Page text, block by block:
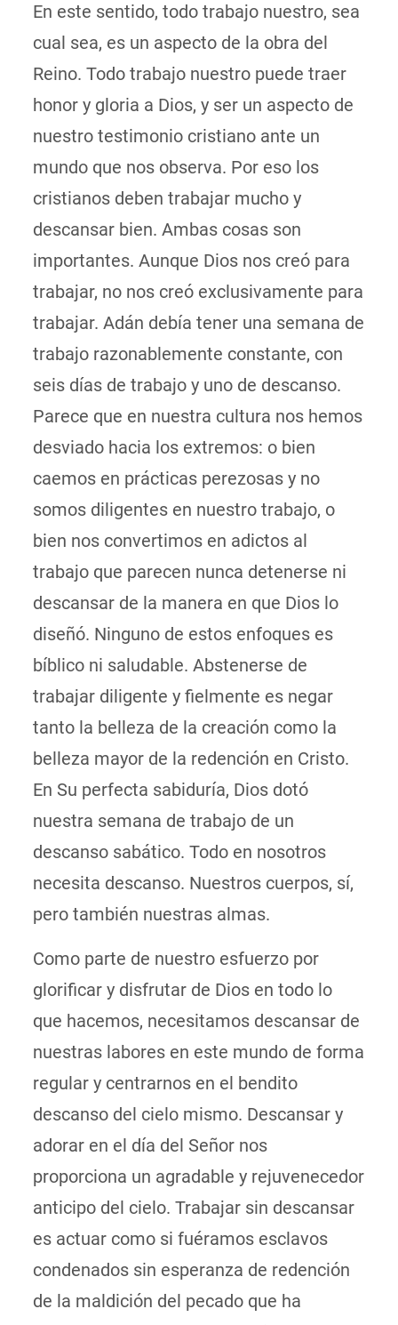
En este sentido, todo trabajo nuestro, sea
cual sea, es un aspecto de la obra del
Reino. Todo trabajo nuestro puede traer
honor y gloria a Dios, y ser un aspecto de
nuestro testimonio cristiano ante un
mundo que nos observa. Por eso los
cristianos deben trabajar mucho y
descansar bien. Ambas cosas son
importantes. Aunque Dios nos creó para
trabajar, no nos creó exclusivamente para
trabajar. Adán debía tener una semana de
trabajo razonablemente constante, con
seis días de trabajo y uno de descanso.
Parece que en nuestra cultura nos hemos
desviado hacia los extremos: o bien
caemos en prácticas perezosas y no
somos diligentes en nuestro trabajo, o
bien nos convertimos en adictos al
trabajo que parecen nunca detenerse ni
descansar de la manera en que Dios lo
diseñó. Ninguno de estos enfoques es
bíblico ni saludable. Abstenerse de
trabajar diligente y fielmente es negar
tanto la belleza de la creación como la
belleza mayor de la redención en Cristo.
En Su perfecta sabiduría, Dios dotó
nuestra semana de trabajo de un
descanso sabático. Todo en nosotros
necesita descanso. Nuestros cuerpos, sí,
pero también nuestras almas.
Como parte de nuestro esfuerzo por
glorificar y disfrutar de Dios en todo lo
que hacemos, necesitamos descansar de
nuestras labores en este mundo de forma
regular y centrarnos en el bendito
descanso del cielo mismo. Descansar y
adorar en el día del Señor nos
proporciona un agradable y rejuvenecedor
anticipo del cielo. Trabajar sin descansar
es actuar como si fuéramos esclavos
condenados sin esperanza de redención
de la maldición del pecado que ha